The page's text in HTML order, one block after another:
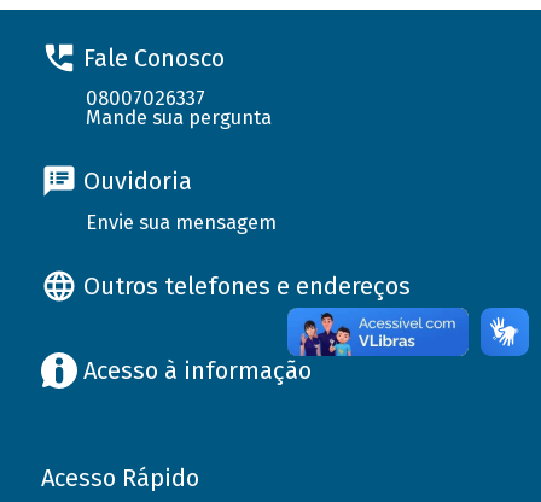
Fale Conosco
08007026337
Mande sua pergunta
Ouvidoria
Envie sua mensagem
Outros telefones e endereços
Acesso à informação
Acesso Rápido